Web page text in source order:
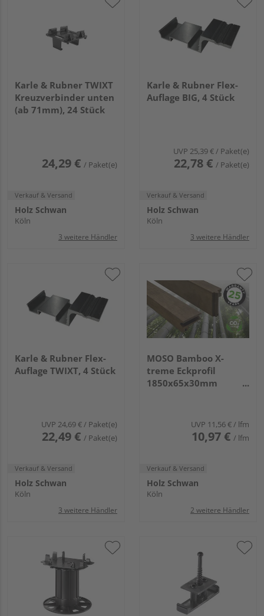
Karle & Rubner TWIXT
Kreuzverbinder unten
(ab 71mm), 24 Stück
24,29 € / Paket(e)
Verkauf & Versand
Holz Schwan
Köln
3 weitere Händler
Karle & Rubner Flex-
Auflage BIG, 4 Stück
UVP 25,39 €/ Paket(e)
22,78 € / Paket(e)
Verkauf & Versand
Holz Schwan
Köln
3 weitere Händler
Karle & Rubner Flex-
Auflage TWIXT, 4 Stück
UVP 24,69 €/ Paket(e)
22,49 € / Paket(e)
Verkauf & Versand
Holz Schwan
Köln
3 weitere Händler
MOSO Bamboo X-
treme Eckprofil
1850x65x30mm
UVP 11,56 €/ lfm
10,97 € / lfm
Verkauf & Versand
Holz Schwan
Köln
2 weitere Händler